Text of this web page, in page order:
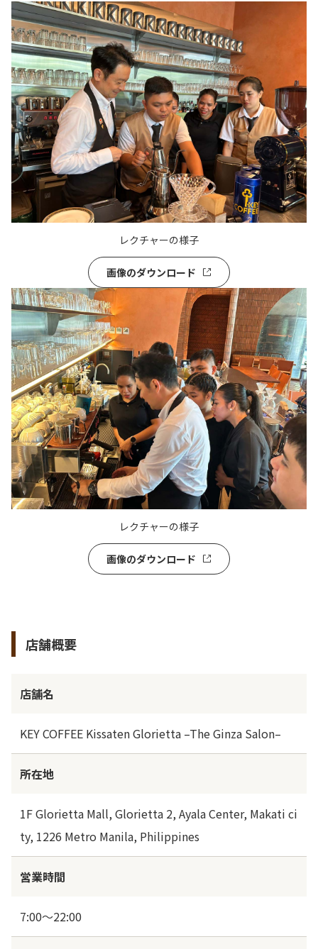
レクチャーの様子
画像のダウンロード
レクチャーの様子
画像のダウンロード
店舗概要
店舗名
KEY COFFEE Kissaten Glorietta –The Ginza Salon–
所在地
1F Glorietta Mall, Glorietta 2, Ayala Center, Makati ci
ty, 1226 Metro Manila, Philippines
営業時間
7:00～22:00